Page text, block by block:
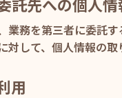
託先への個人
業務を第三者に委託
対して、個人情報の
用